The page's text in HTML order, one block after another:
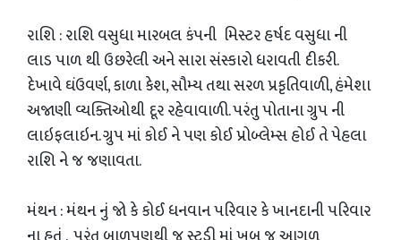
રાશિ : રાશિ વસુધા મારબલ કંપની મિસ્ટર હર્ષદ વસુધા ની
લાડ પાળ થી ઉછરેલી અને સારા સંસ્કારો ધરાવતી દીકરી.
દેખાવે ઘંઉવર્ણ, કાળા કેશ, સૌમ્ય તથા સરળ પ્રકૃતિવાળી, હંમેશા
અજાણી વ્યક્તિઓથી દૂર રહેવાવાળી. પરંતુ પોતાના ગ્રુપ ની
લાઇફલાઇન. ગ્રુપ માં કોઈ ને પણ કોઈ પ્રોબ્લેમ્સ હોઈ તે પેહલા
રાશિ ને જ જણાવતા.
મંથન : મંથન નું જો કે કોઈ ધનવાન પરિવાર કે ખાનદાની પરિવાર